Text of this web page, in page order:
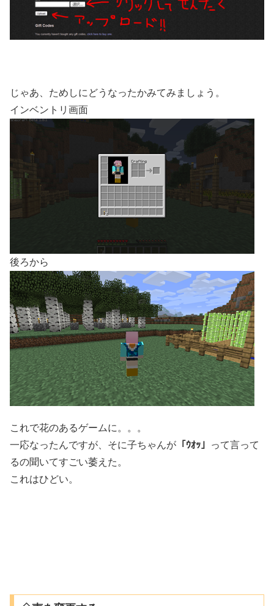
じゃあ、ためしにどうなったかみてみましょう。
インベントリ画面
後ろから
これで花のあるゲームに。。。
一応なったんですが、そに子ちゃんが 「ｳｵｯ」
って言って
るの聞いてすごい萎えた。
これはひどい。